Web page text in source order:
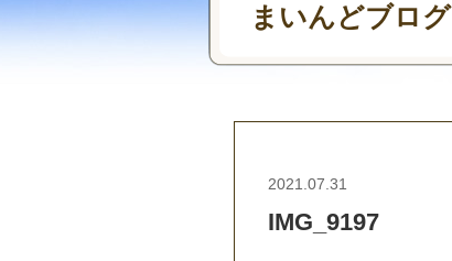
まいんどブログ
2021.07.31
IMG_9197